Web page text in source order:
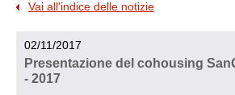
Vai all'indice delle notizie
02/11/2017
Presentazione del cohousing
- 2017